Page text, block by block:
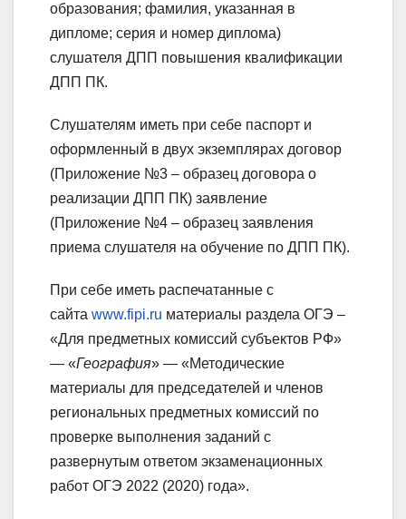
образования; фамилия, указанная в
дипломе; серия и номер диплома)
слушателя ДПП повышения квалификации
ДПП ПК.
Слушателям иметь при себе паспорт и
оформленный в двух экземплярах договор
(Приложение №3 – образец договора о
реализации ДПП ПК) заявление
(Приложение №4 – образец заявления
приема слушателя на обучение по ДПП ПК).
При себе иметь распечатанные с
сайта www.fipi.ru материалы раздела ОГЭ –
«Для предметных комиссий субъектов РФ»
— «География» — «Методические
материалы для председателей и членов
региональных предметных комиссий по
проверке выполнения заданий с
развернутым ответом экзаменационных
работ ОГЭ 2022 (2020) года».